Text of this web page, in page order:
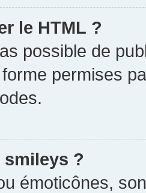
le HTML ?
possible de
permises
?
émoticônes,